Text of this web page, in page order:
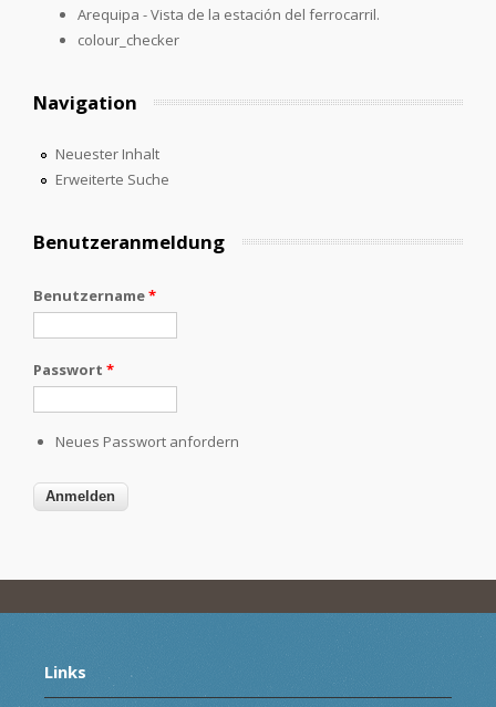
Arequipa - Vista de la estación del ferrocarril.
colour_checker
Navigation
Neuester Inhalt
Erweiterte Suche
Benutzeranmeldung
Benutzername*
Passwort *
Neues Passwort anfordern
Links